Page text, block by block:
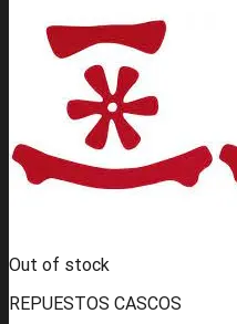
Out of stock
REPUESTOS CASCOS